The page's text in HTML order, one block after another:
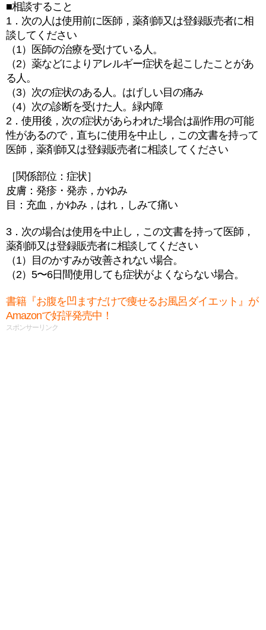
■相談すること
1．次の人は使用前に医師，薬剤師又は登録販売者に相
談してください
（1）医師の治療を受けている人。
（2）薬などによりアレルギー症状を起こしたことがあ
る人。
（3）次の症状のある人。はげしい目の痛み
（4）次の診断を受けた人。緑内障
2．使用後，次の症状があらわれた場合は副作用の可能
性があるので，直ちに使用を中止し，この文書を持って
医師，薬剤師又は登録販売者に相談してください
［関係部位：症状］
皮膚：発疹・発赤，かゆみ
目：充血，かゆみ，はれ，しみて痛い
3．次の場合は使用を中止し，この文書を持って医師，
薬剤師又は登録販売者に相談してください
（1）目のかすみが改善されない場合。
（2）5〜6日間使用しても症状がよくならない場合。
書籍『お腹を凹ますだけで痩せるお風呂ダイエット』が
Amazonで好評発売中！
スポンサーリンク